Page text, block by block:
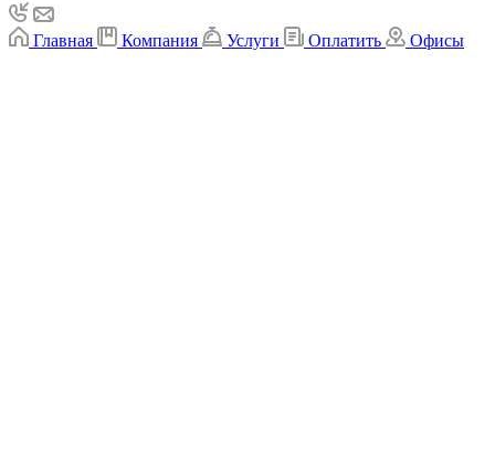
Главная Компания Услуги Оплатить Офисы